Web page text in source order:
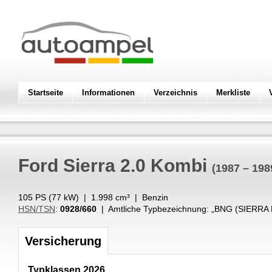
Startseite Informationen Verzeichnis Merkliste
Ford Sierra 2.0 Kombi (1987 –
105 PS (77 kW) | 1.998 cm³ | Benzin
HSN/TSN: 0928/660 | Amtliche Typbezeichnung: „ BNG (SIERRA
Versicherung
Typklassen 2026